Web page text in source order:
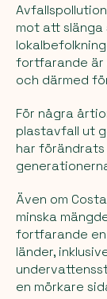
mot att slänga
fortfarande är
och därmed
För några
plastavfall ut
har
Även om
minska
fortfarande
länder,
en mörkare